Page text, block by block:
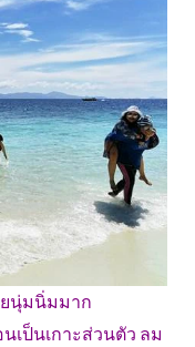
ยนุ่มนิ่มมาก
เป็นเกาะส่วนตัว ลม